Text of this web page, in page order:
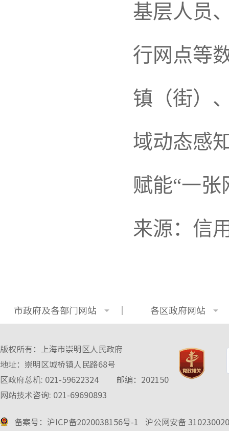
基层人员
行网点等
镇（街）
域动态感
赋能“一
来源：信
市政府及各部门网站 各区政府网站
版权所有：上海市崇明区人民政府
地址：崇明区城桥镇人民路68号
区政府总机: 021-59622324
邮编：202150
网站技术咨询: 021-69690893
备案号：沪ICP备2020038156号-1 沪公网安备 3102300